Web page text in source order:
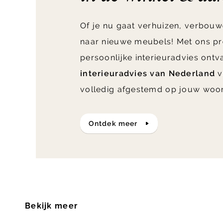
Of je nu gaat verhuizen,
naar nieuwe meubels! Met ons
persoonlijke interieuradvies
interieuradvies van Nederland
volledig afgestemd op jouw
ontdek meer
Bekijk meer